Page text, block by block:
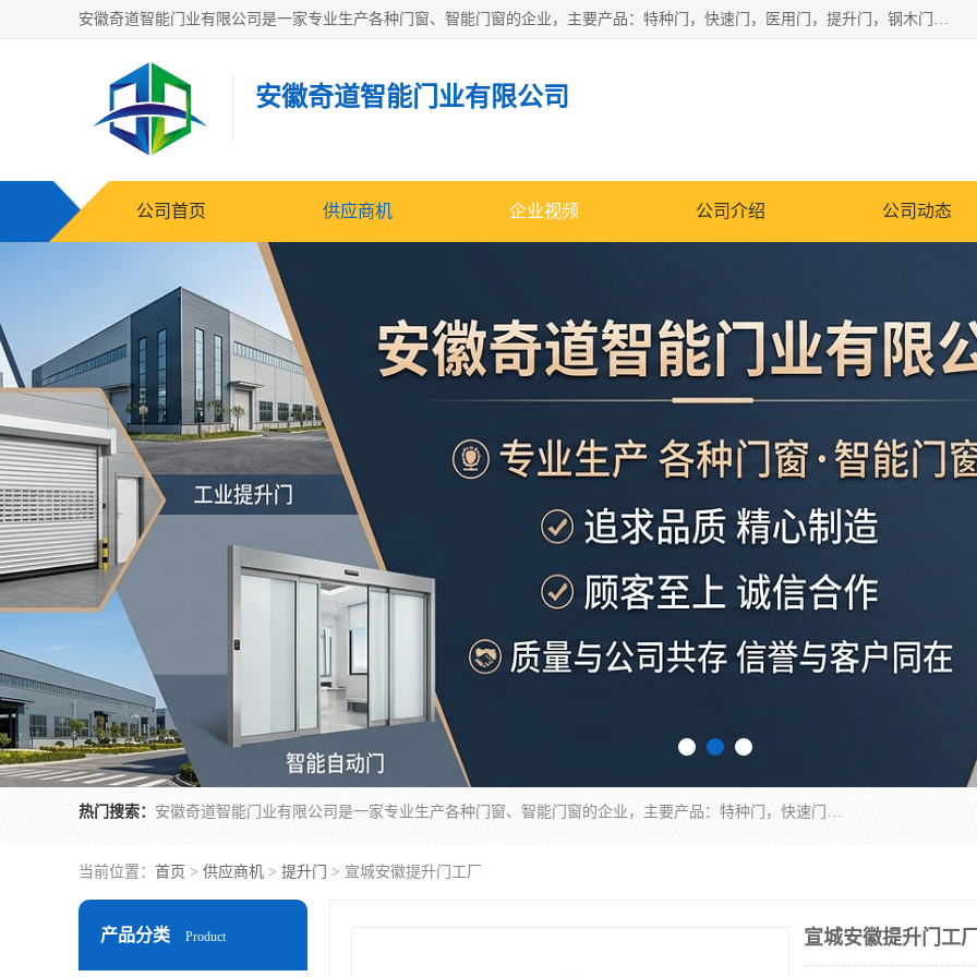
安徽奇道智能门业有限公司是一家专业生产各种门窗、智能门窗的企业，主要产品：特种门，快速门，医用门，提升门，钢木门，智能道闸，钢大门，平移门，卷帘门，保温门，钢制自由门，防火门等，欢迎前来咨询采购。
安徽奇道智能门业有限公司
公司首页 供应商机 企业视频 公司介绍 公司动态
热门搜索： 安徽奇道智能门业有限公司是一家专业生产各种门窗、智能门窗的企业，主要产品：特种门，快速门，医用门，提升门，钢木门，智能道闸，钢大门，平移门，卷帘门，保温门，钢制自由门，防火门等，欢迎前来咨询采购。
当前位置： 首页 > 供应商机 > 提升门 > 宣城安徽提升门工厂
产品分类 Product 宣城安徽提升门工